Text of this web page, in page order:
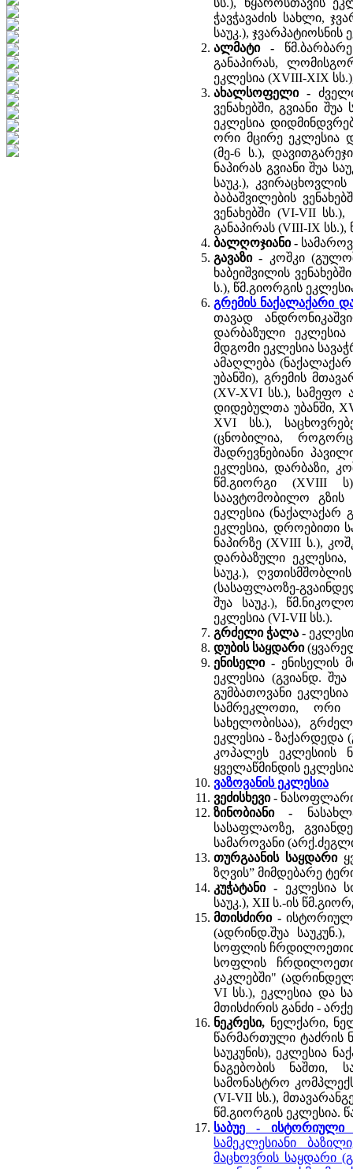
სს.), წყაროსთავის
ჭავჭავაძის სახლი,
საუკ.), ჯვარპატიოსნის
ალმატი -
განაპირას,
ეკლესია (XVIII-XIX
ახალსოფელი -
ვენახებში, გვიანი
ეკლესია
ორი მცირე ეკლესია
(მე-6 ს.),
ნაპირას გვიანი შუა
საუკ.),
ბაბაშვილების
ვენახებში (VI-VII
განაპირას (VIII-IX
ბალღოჯიანი -
გავაზი - კოშკი
ხაბეიშვილის
ს.), წმ.გიორგის
გრემის ნაქალაქარი
თავად
დარბაზული ეკლესია
მდგომი ეკლესია
ამაღლება
უბანში), გრემის
(XV-XVI სს.), სამეფო
დიდებულთა უბანში,
XVI სს.),
(ცნობილია,
შადრევნებიანი
ეკლესია, დარბაზი,
წმ.გიორგი (XVIII
საავტომობილო გზის
ეკლესია (ნაქალაქარ
ეკლესია, დროებითი
ნაპირზე (XVIII ს.),
დარბაზული ეკლესია,
საუკ.),
(სასაფლაოზე-
შუა საუკ.),
ეკლესია (VI-VII სს.).
გრძელი ჭალა -
დუბის საყდარი
ენისელი - ენისელის
ეკლესია (გვიანდ.
გუმბათოვანი
სამრეკლოთი, ორი
სახელობისაა),
ეკლესია - ზაქარდედა
კოპალეს ეკლესიის
ყველაწმინდის
ვაზოვანის ეკლესია
ვეძისხევი-
ზინობიანი -
სასაფლაოზე,
სამაროვანი
თურგაანის საყდარი
ზღვის” მიმდებარე
კუჭატანი -ეკლესია
საუკ.), XII ს.-ის
მთისძირი -
(ადრინდ.შუა
სოფლის ჩრდილოეთით
სოფლის
კაკლებში"
VI სს.), ეკლესია და
მთისძირის განძი -
ნეკრესი, ნელქარი,
წარმართული ტაძრის
საუკუნის), ეკლესია
ნაგებობის ნაშთი,
სამონასტრო
(VI-VII სს.),
წმ.გიორგის ეკლესია.
საბუე -
სამეკლესიანი
მაცხოვრის საყდარი